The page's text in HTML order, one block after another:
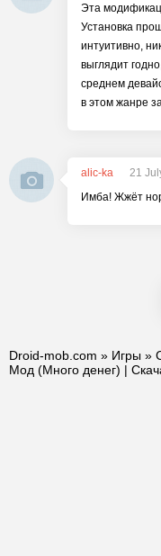
Эта
Установка
интуитивно,
выглядит
среднем
в этом жанре
alic-ka
21
Имба! Жжёт
Droid-mob.com » Игры »
Мод (Много денег) |